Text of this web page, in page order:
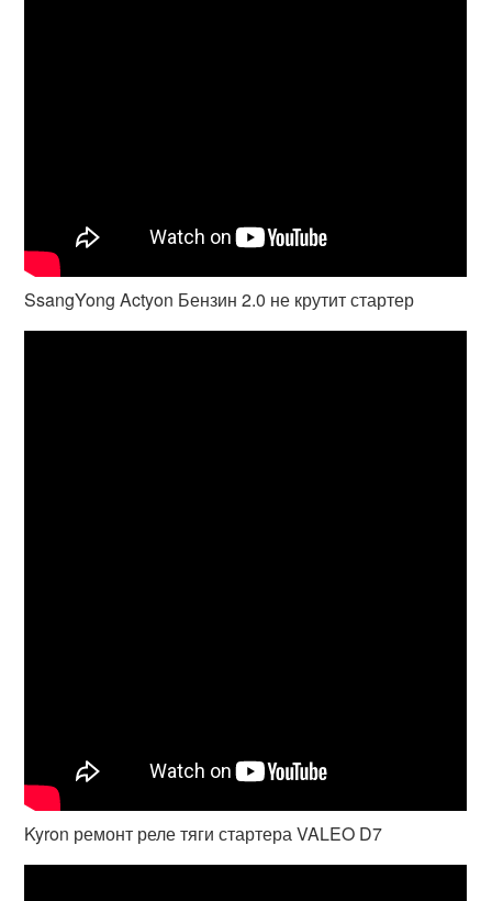
SsangYong Actyon Бензин 2.0 не крутит стартер
Kyron ремонт реле тяги стартера VALEO D7